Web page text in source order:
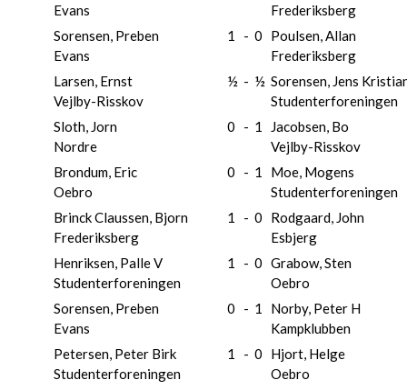
Evans
Frederiksberg
Sorensen, Preben
Evans
1 - 0
Poulsen, Allan
Frederiksberg
Larsen, Ernst
Vejlby-Risskov
½ - ½ Sorensen, Jens
Studenterforeningen
Sloth, Jorn
Nordre
0 - 1
Jacobsen, Bo
Vejlby-Risskov
Brondum, Eric
Oebro
0 - 1
Moe, Mogens
Studenterforeningen
Brinck Claussen, Bjorn
Frederiksberg
1 - 0
Rodgaard, John
Esbjerg
Henriksen, Palle V
Studenterforeningen
1 - 0 Grabow, Sten
Oebro
Sorensen, Preben
Evans
0 - 1
Norby, Peter H
Kampklubben
Petersen, Peter Birk
Studenterforeningen
1 - 0
Hjort, Helge
Oebro